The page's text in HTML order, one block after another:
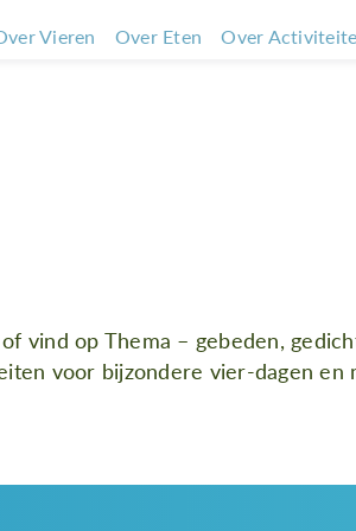
Vieren Over Eten Over
vind op Thema – gebeden,
voor bijzondere vier-dagen